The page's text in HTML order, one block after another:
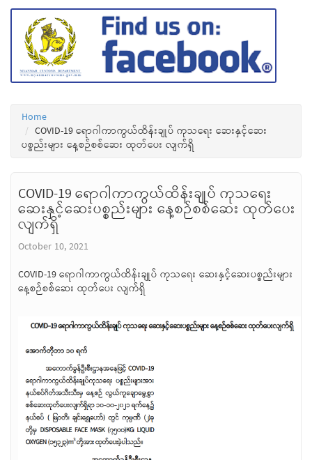
Home
COVID-19 ရောဂါကာကွယ်ထိန်းချုပ် ကုသရေး ဆေးနှင့်ဆေး
ပစ္စည်းများ နေ့စဉ်စစ်ဆေး ထုတ်ပေး လျက်ရှိ
COVID-19 ရောဂါကာကွယ်ထိန်းချုပ် ကုသရေး
ဆေးနှင့်ဆေးပစ္စည်းများ နေ့စဉ်စစ်ဆေး ထုတ်ပေး
လျက်ရှိ
October 10, 2021
COVID-19 ရောဂါကာကွယ်ထိန်းချုပ် ကုသရေး ဆေးနှင့်ဆေးပစ္စည်းများ
နေ့စဉ်စစ်ဆေး ထုတ်ပေး လျက်ရှိ